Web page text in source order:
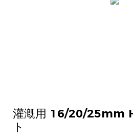
灌漑用 16/20/25mm
ト